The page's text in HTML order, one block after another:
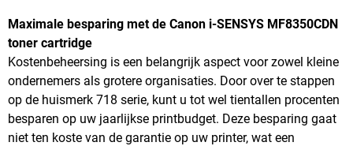
Maximale besparing met de Canon i-SENSYS MF8350CDN
toner cartridge
Kostenbeheersing is een belangrijk aspect voor zowel kleine
ondernemers als grotere organisaties. Door over te stappen
op de huismerk 718 serie, kunt u tot wel tientallen procenten
besparen op uw jaarlijkse printbudget. Deze besparing gaat
niet ten koste van de garantie op uw printer, wat een